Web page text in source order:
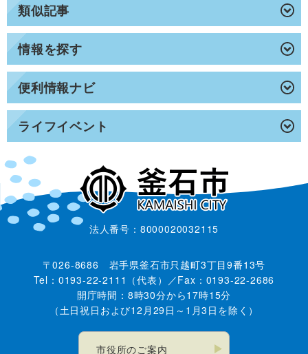
類似記事
情報を探す
便利情報ナビ
ライフイベント
法人番号：8000020032115
〒026-8686 岩手県釜石市只越町3丁目9番13号
Tel：0193-22-2111（代表）／Fax：0193-22-2686
開庁時間：8時30分から17時15分
（土日祝日および12月29日～1月3日を除く）
市役所のご案内